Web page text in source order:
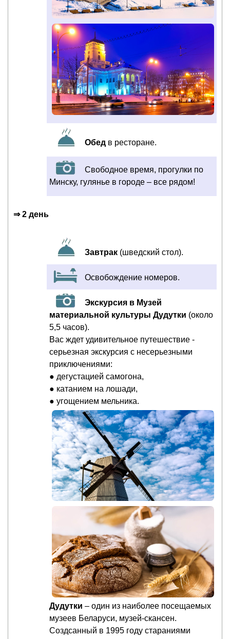
Обед в ресторане.
Свободное время, прогулки по
Минску, гулянье в городе – все рядом!
⇒ 2 день
Завтрак (шведский стол).
Освобождение номеров.
Экскурсия в Музей
материальной культуры Дудутки (около
5,5 часов).
Вас ждет удивительное путешествие -
серьезная экскурсия с несерьезными
приключениями:
● де­гу­ста­ци­ей са­мо­го­на,
● ка­та­ни­ем на ло­ша­ди,
● уго­ще­ни­ем мель­ни­ка.
Дудутки – один из наиболее посещаемых
музеев Беларуси, музей-скансен.
Создсанный в 1995 году стараниями